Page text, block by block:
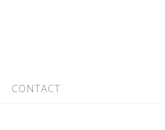
CONTACT